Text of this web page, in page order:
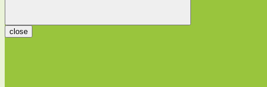
close